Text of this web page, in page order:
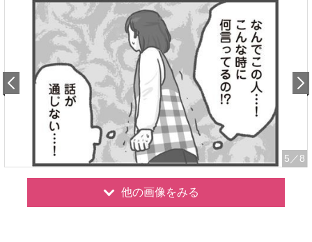
5 ／8
他の画像をみる